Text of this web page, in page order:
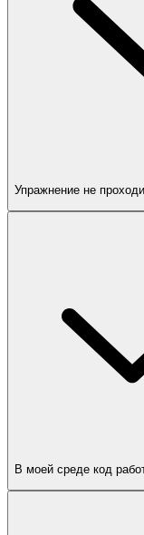
Упражнение не
В моей среде код